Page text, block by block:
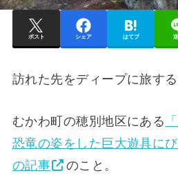
ポスト シェア はてブ
訪れた先をディープに旅する
むかわ町の穂別地区にある
恐竜の姿をした巨大遊具に
の記事
のこと。